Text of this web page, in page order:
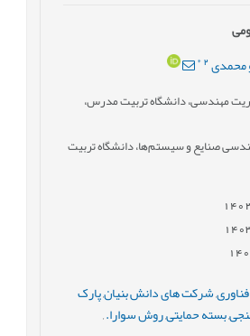
2
*
مهندسی، دانشگاه تربیت مدرس،
صنایع و سیستم‌ها، دانشگاه تربیت
,شرکت های دانش بنیان,پارک
,بسته حمایتی,روش سوارا.,